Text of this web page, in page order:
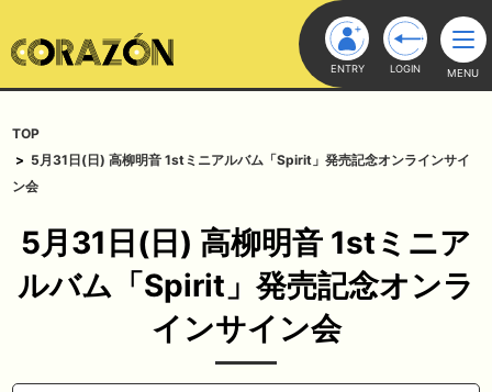
ENTRY LOGIN MENU
TOP
5月31日(日) 高柳明音 1stミニアルバム「Spirit」発売記念オンラインサイ
ン会
5月31日(日) 高柳明音 1stミニア
ルバム「Spirit」発売記念オンラ
インサイン会